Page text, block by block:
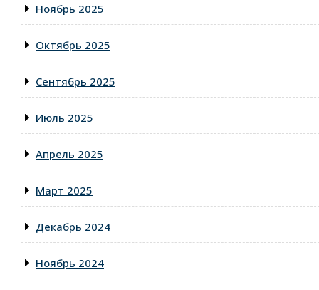
Ноябрь 2025
Октябрь 2025
Сентябрь 2025
Июль 2025
Апрель 2025
Март 2025
Декабрь 2024
Ноябрь 2024